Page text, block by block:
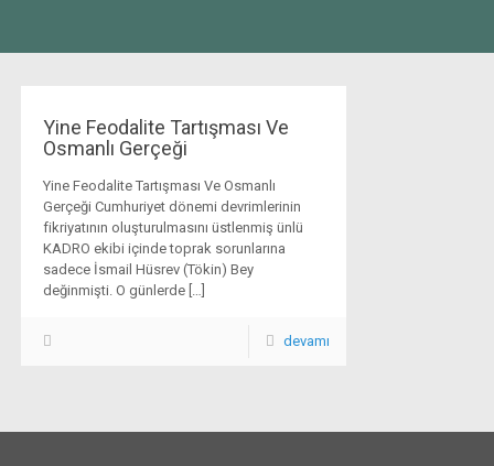
Yine Feodalite Tartışması Ve
Osmanlı Gerçeği
Yine Feodalite Tartışması Ve Osmanlı
Gerçeği Cumhuriyet dönemi devrimlerinin
fikriyatının oluşturulmasını üstlenmiş ünlü
KADRO ekibi içinde toprak sorunlarına
sadece İsmail Hüsrev (Tökin) Bey
değinmişti. O günlerde […]
devamı